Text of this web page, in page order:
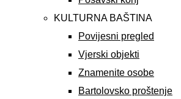
KULTURNA BAŠTINA
Povijesni pregled
Vjerski objekti
Znamenite osobe
Bartolovsko proštenje